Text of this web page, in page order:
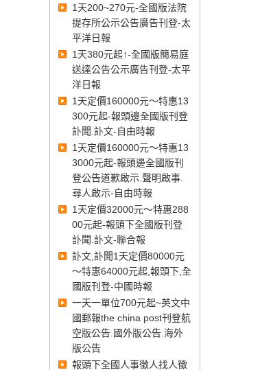
1天200~270元-全國版法院
提存所公示公告廣告刊登-太
平洋日報
1天380元起↑-全國版簡易庭
送達公告公示廣告刊登-太平
洋日報
1天定價160000元～特惠13
300元起-報頭邊全國版刊登
訃聞.訃文-自由時報
1天定價160000元～特惠13
3000元起-報頭邊全國版刊
登公告道歉啟示.聲明啟事.
尋人啟示-自由時報
1天定價32000元～特惠288
00元起-報頭下全國版刊登
訃聞.訃文-聯合報
訃文,訃聞1天定價80000元
～特惠64000元起,報頭下,全
國版刊登-中國時報
一天一單位700元起~英文中
國郵報the china post刊登航
空版公告.國外版公告.海外
版公告
報頭下全國人事徵人找人徵